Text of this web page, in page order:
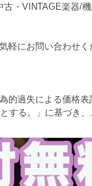
・VINTAGE楽器/
軽にお問い合わせく
的過失による価格表
する。」に基づき、